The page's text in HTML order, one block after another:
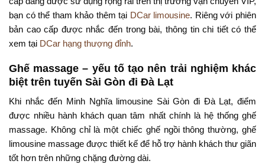
bạn có thể tham khảo thêm tại DCar limousine. Riêng với phiên
bản cao cấp được nhắc đến trong bài, thông tin chi tiết có thể
xem tại DCar hạng thượng đỉnh.
Ghế massage – yếu tố tạo nên trải nghiệm khác
biệt trên tuyến Sài Gòn đi Đà Lạt
Khi nhắc đến Minh Nghĩa limousine Sài Gòn đi Đà Lạt, điểm
được nhiều hành khách quan tâm nhất chính là hệ thống ghế
massage. Không chỉ là một chiếc ghế ngồi thông thường, ghế
limousine massage được thiết kế để hỗ trợ hành khách thư giãn
tốt hơn trên những chặng đường dài.